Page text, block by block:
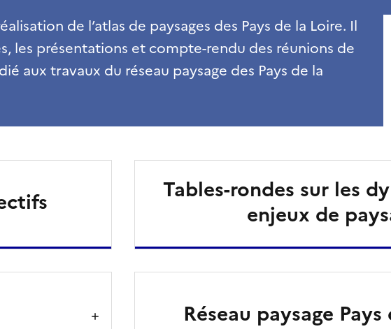
de l’atlas de paysages des Pays de la Loire. Il
les présentations et compte-rendu des réunions de
aux travaux du réseau paysage des Pays de la
Tables-rondes sur les
enjeux de
Réseau paysage